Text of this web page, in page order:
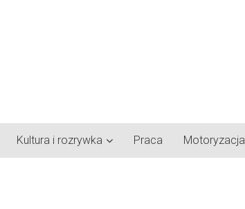
Kultura i rozrywka Praca Motoryzacja